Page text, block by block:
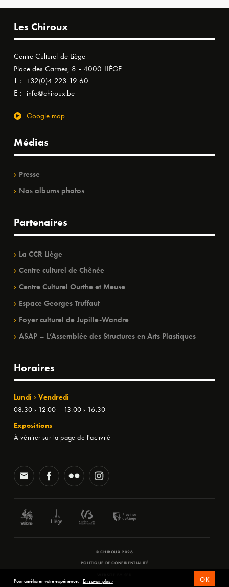
Les Chiroux
Centre Culturel de Liège
Place des Carmes, 8 - 4000 LIÈGE
T : +32(0)4 223 19 60
E : info@chiroux.be
Google map
Médias
Presse
Nos albums photos
Partenaires
La CCR Liège
Centre culturel de Chênée
Centre Culturel Ourthe et Meuse
Espace Georges Truffaut
Foyer culturel de Jupille-Wandre
ASAP – L’Assemblée des Structures en Arts Plastiques
Horaires
Lundi › Vendredi
08:30 › 12:00 | 13:00 › 16:30
Expositions
À vérifier sur la page de l'activité
© CHIROUX 2026
POLITIQUE DE CONFIDENTIALITÉ
Pour améliorer votre expérience. En savoir plus › OK